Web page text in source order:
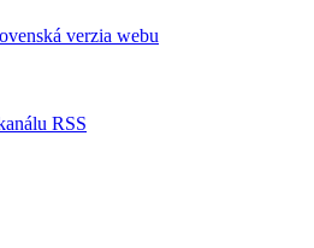
RSS